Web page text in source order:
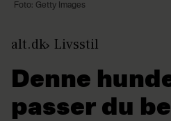
Foto: Getty Images
alt.dk Livsstil
Denne
passer du